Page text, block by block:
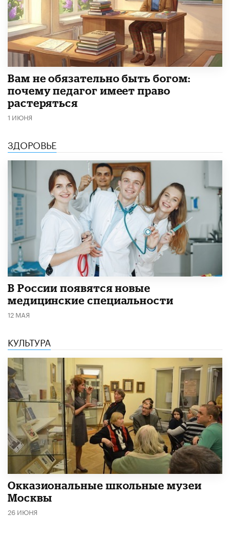
​Вам не обязательно быть богом:
почему педагог имеет право
растеряться
1 ИЮНЯ
ЗДОРОВЬЕ
В России появятся новые
медицинские специальности
12 МАЯ
КУЛЬТУРА
​Окказиональные школьные музеи
Москвы
26 ИЮНЯ